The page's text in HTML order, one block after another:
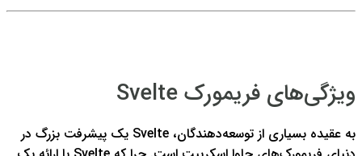
ویژگی‌های فریمورک Svelte
به عقیده بسیاری از توسعه‌دهندگان، Svelte یک پیشرفت بزرگ در